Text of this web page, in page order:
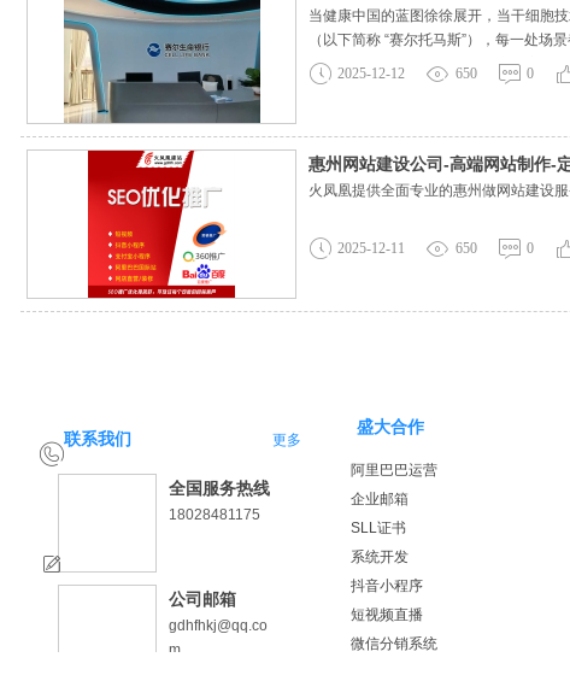
当健康中国的蓝图徐徐展开，当干细胞
（以下简称 “赛尔托马斯”），每一处
研氛围扑面而来。从现代化的实验室到
2025-12-12 650 0
惠州网站建设公司-高端网站制作-
火凤凰提供全面专业的惠州做网站建设
2025-12-11 650 0
联系我们 更多
全国服务热线
18028481175
公司邮箱
gdhfhkj@qq.co
m
盛大合作
阿里巴巴运营
企业邮箱
SLL证书
系统开发
抖音小程序
短视频直播
微信分销系统